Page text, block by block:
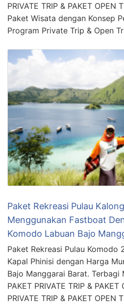
PRIVATE TRIP & PAKET OPEN
Paket Wisata dengan Konsep
Program Private Trip & Open
Paket Rekreasi Pulau
Menggunakan Fastboat
Komodo Labuan Bajo
Paket Rekreasi Pulau Komodo
Kapal Phinisi dengan Harga
Bajo Manggarai Barat. Terbagi
PAKET PRIVATE TRIP & PAKET
PRIVATE TRIP & PAKET OPEN